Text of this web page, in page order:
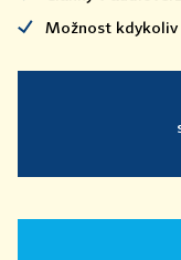
Možnost kdykoliv